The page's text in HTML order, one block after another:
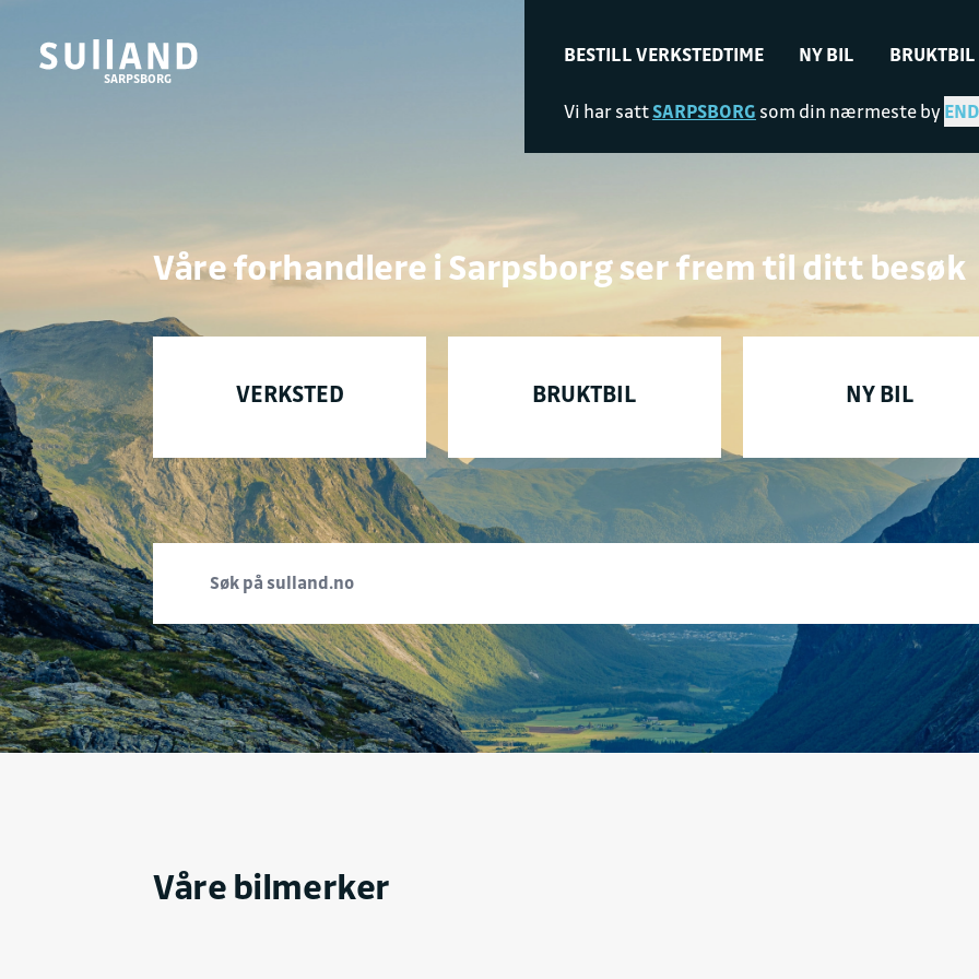
SARPSBORG
BESTILL VERKSTEDTIME NY BIL BRUKTBIL
Vi har sattSARPSBORG som din nærmeste by
Våre forhandlere i Sarpsborg ser frem til ditt besøk
VERKSTED BRUKTBIL NY BIL
Våre bilmerker